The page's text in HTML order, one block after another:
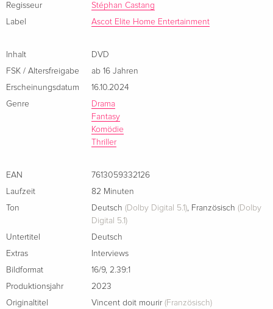
Regisseur
Stéphan Castang
Label
Ascot Elite Home Entertainment
Inhalt
DVD
FSK / Altersfreigabe
ab 16 Jahren
Erscheinungsdatum
16.10.2024
Genre
Drama
Fantasy
Komödie
Thriller
EAN
7613059332126
Laufzeit
82 Minuten
Ton
Deutsch (Dolby Digital 5.1), Französisch (Dolby
Digital 5.1)
Untertitel
Deutsch
Extras
Interviews
Bildformat
16/9, 2.39:1
Produktionsjahr
2023
Originaltitel
Vincent doit mourir (Französisch)